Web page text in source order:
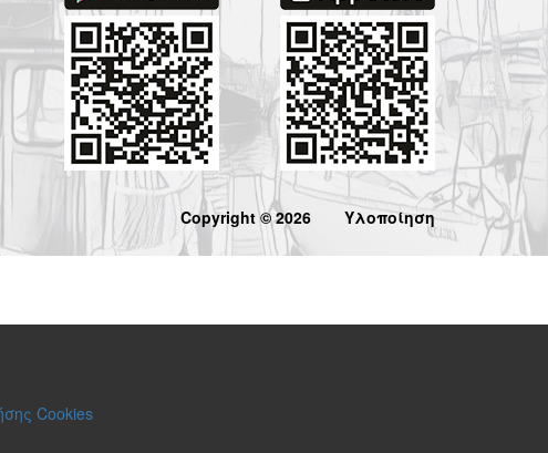
Copyright © 2026 Υλοποίηση
Cookies